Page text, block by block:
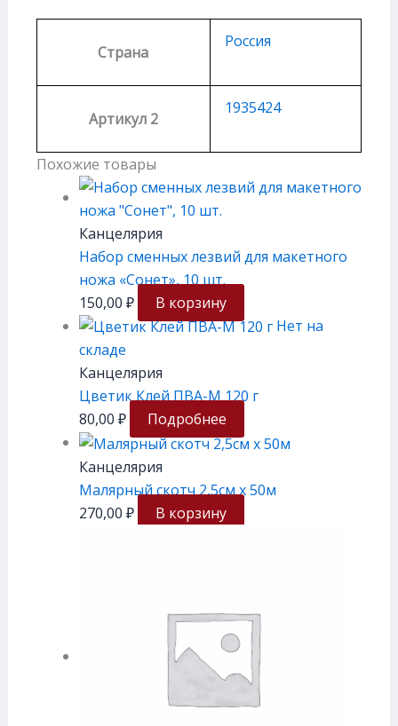
Страна
Россия
Артикул 2
1935424
Похожие товары
Канцелярия
Набор сменных лезвий для макетного
ножа «Сонет», 10 шт.
150,00 ₽
В корзину
Нет на
складе
Канцелярия
Цветик Клей ПВА-М 120 г
80,00 ₽ Подробнее
Канцелярия
Малярный скотч 2,5см х 50м
270,00 ₽ В корзину